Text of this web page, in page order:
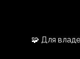
🧩 Для